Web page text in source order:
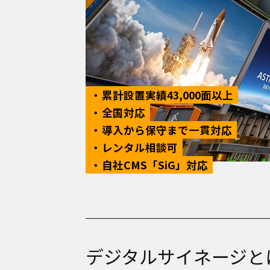
累計設置実績43,000面以上
全国対応
導入から保守まで一貫対応
レンタル相談可
自社CMS「SiG」対応
デジタルサイネージ